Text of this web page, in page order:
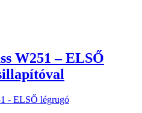
W251 – ELSŐ